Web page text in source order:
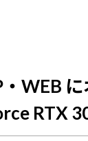
WEB
RTX